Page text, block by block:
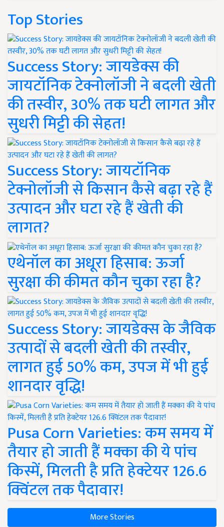
Top Stories
Success Story: जायडेक्स की
जायटॉनिक टेक्नोलॉजी ने बदली खेती
की तस्वीर, 30% तक घटी लागत और
सुधरी मिट्टी की सेहत!
Success Story: जायटॉनिक
टेक्नोलॉजी से किसान कैसे बढ़ा रहे हैं
उत्पादन और घटा रहे हैं खेती की
लागत?
एथेनॉल का अधूरा हिसाब: ऊर्जा
सुरक्षा की कीमत कौन चुका रहा है?
Success Story: जायडेक्स के जैविक
उत्पादों से बदली खेती की तस्वीर,
लागत हुई 50% कम, उपज में भी हुई
शानदार वृद्धि!
Pusa Corn Varieties: कम समय में
तैयार हो जाती हैं मक्का की ये पांच
किस्में, मिलती है प्रति हेक्टेयर 126.6
क्विंटल तक पैदावार!
More Stories